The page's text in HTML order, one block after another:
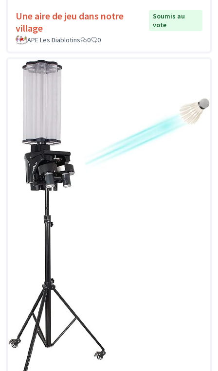
Une aire de jeu dans notre
village
Soumis au
vote
APE Les Diablotins
0 0